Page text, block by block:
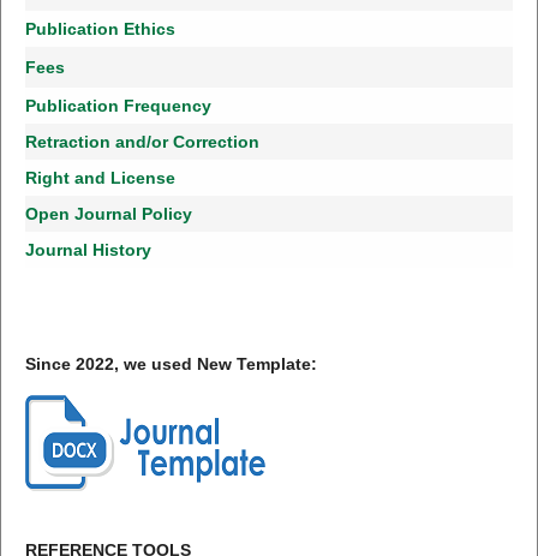
Publication Ethics
Fees
Publication Frequency
Retraction and/or Correction
Right and License
Open Journal Policy
Journal History
Since 2022, we used New Template:
REFERENCE TOOLS